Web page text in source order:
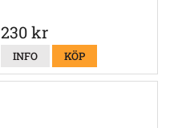
230 kr
INFO KÖP